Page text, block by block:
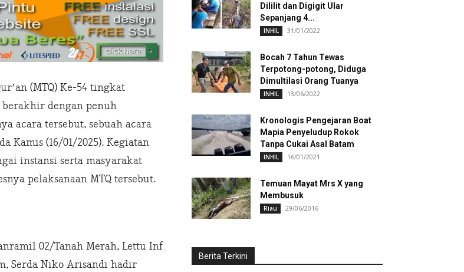
(MTQ) Ke-54 tingkat
dengan penuh
acara tersebut, sebuah acara
Kamis (16/01/2025). Kegiatan
instansi serta masyarakat
pelaksanaan MTQ tersebut.
02/Tanah Merah, Lettu Inf
Serda Niko Arisandi hadir
Dililit dan Digigit Ular
Sepanjang 4...
INHIL 31/01/2022
Bocah 7 Tahun Tewas
Terpotong-potong, Diduga
Dimultilasi Orang Tuanya
INHIL 13/06/2022
Kronologis Pengejaran Boat
Mapia Penyeludup Rokok
Tanpa Cukai Asal Batam
INHIL 16/01/2021
Temuan Mayat Mrs X yang
Membusuk
Riau 29/06/2016
Berita Terkini